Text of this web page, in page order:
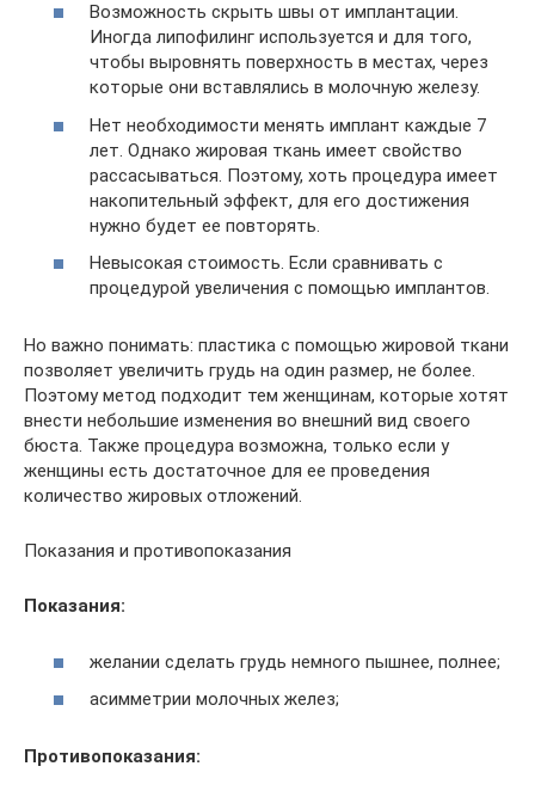
Возможность скрыть швы от имплантации.
Иногда липофилинг используется и для того,
чтобы выровнять поверхность в местах, через
которые они вставлялись в молочную железу.
Нет необходимости менять имплант каждые 7
лет. Однако жировая ткань имеет свойство
рассасываться. Поэтому, хоть процедура имеет
накопительный эффект, для его достижения
нужно будет ее повторять.
Невысокая стоимость. Если сравнивать с
процедурой увеличения с помощью имплантов.
Но важно понимать: пластика с помощью жировой ткани
позволяет увеличить грудь на один размер, не более.
Поэтому метод подходит тем женщинам, которые хотят
внести небольшие изменения во внешний вид своего
бюста. Также процедура возможна, только если у
женщины есть достаточное для ее проведения
количество жировых отложений.
Показания и противопоказания
Показания:
желании сделать грудь немного пышнее, полнее;
асимметрии молочных желез;
Противопоказания: